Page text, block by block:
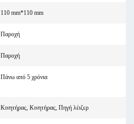
110 mm*110 mm
Παροχή
Παροχή
Πάνω από 5 χρόνια
Κινητήρας, Κινητήρας, Πηγή λέιζερ